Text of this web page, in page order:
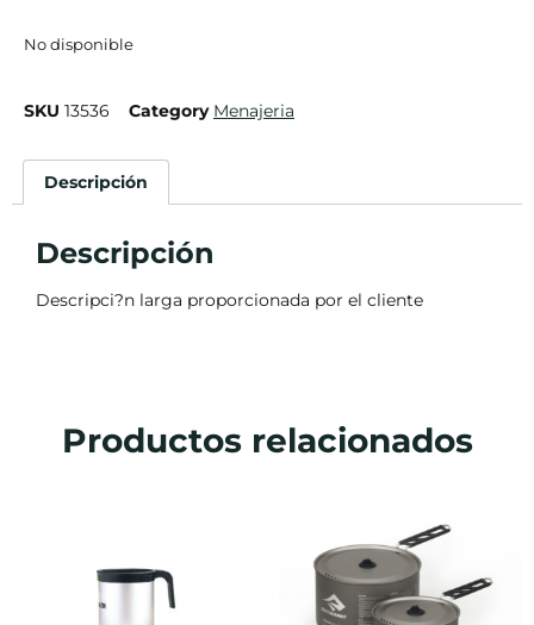
No disponible
SKU 13536 Category Menajeria
Descripción
Descripción
Descripci?n larga proporcionada por el cliente
Productos relacionados